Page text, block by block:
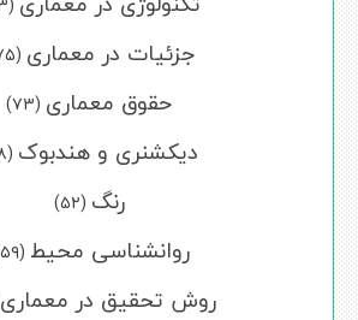
جزئیات در معماری (۱۷۵)
حقوق معماری (۷۳)
دیکشنری و هندبوک (۷۸)
رنگ (۵۲)
روانشناسی محیط (۱۵۹)
روش تحقیق در معماری